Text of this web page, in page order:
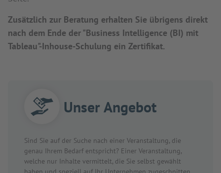
Zusätzlich zur Beratung erhalten Sie übrigens direkt
nach dem Ende der "Business Intelligence (BI) mit
Tableau"-Inhouse-Schulung ein Zertifikat.
Unser Angebot
Sind Sie auf der Suche nach einer Veranstaltung, die
genau Ihrem Bedarf entspricht? Einer Veranstaltung,
welche nur Inhalte vermittelt, die Sie selbst gewählt